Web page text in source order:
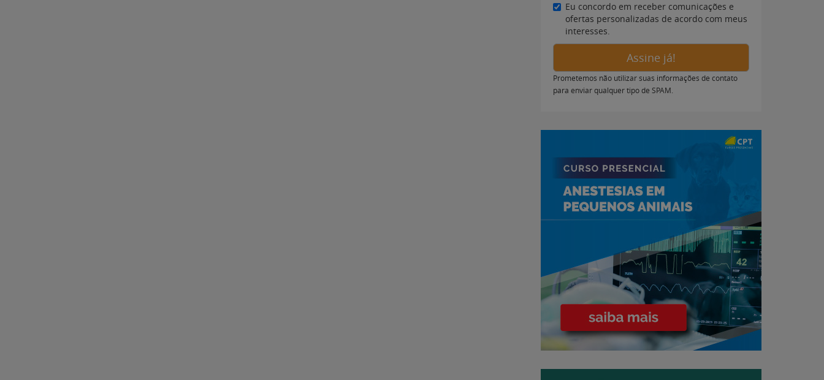
Eu concordo em receber comunicações e
ofertas personalizadas de acordo com meus
interesses.
Assine já!
Prometemos não utilizar suas informações de contato
para enviar qualquer tipo de SPAM.